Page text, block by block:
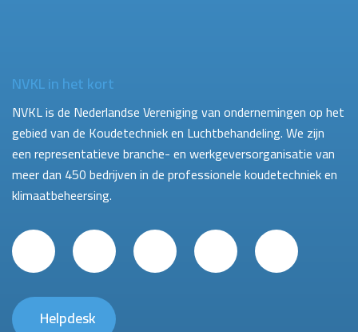
NVKL in het kort
NVKL is de Nederlandse Vereniging van ondernemingen op het
gebied van de Koudetechniek en Luchtbehandeling. We zijn
een representatieve branche- en werkgeversorganisatie van
meer dan 450 bedrijven in de professionele koudetechniek en
klimaatbeheersing.
Helpdesk